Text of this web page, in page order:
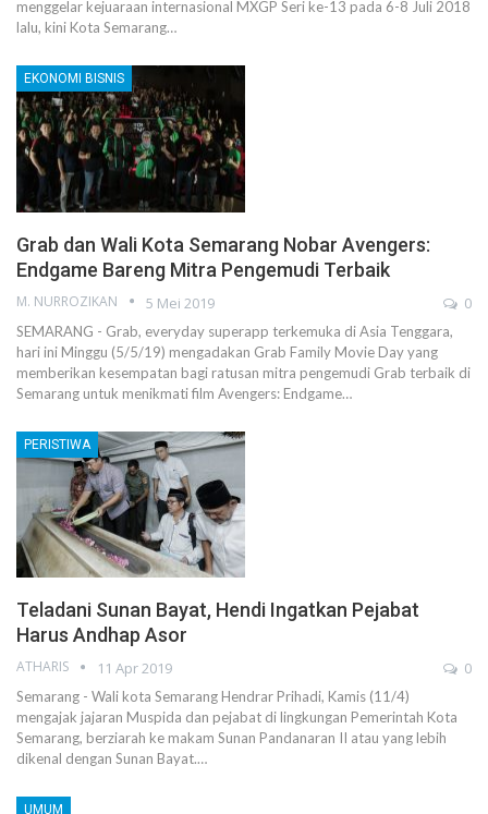
menggelar kejuaraan internasional MXGP Seri ke-13 pada 6-8 Juli 2018
lalu, kini Kota Semarang…
EKONOMI BISNIS
Grab dan Wali Kota Semarang Nobar Avengers:
Endgame Bareng Mitra Pengemudi Terbaik
M. NURROZIKAN 5 Mei 2019 0
SEMARANG - Grab, everyday superapp terkemuka di Asia Tenggara,
hari ini Minggu (5/5/19) mengadakan Grab Family Movie Day yang
memberikan kesempatan bagi ratusan mitra pengemudi Grab terbaik di
Semarang untuk menikmati film Avengers: Endgame…
PERISTIWA
Teladani Sunan Bayat, Hendi Ingatkan Pejabat
Harus Andhap Asor
ATHARIS 11 Apr 2019 0
Semarang - Wali kota Semarang Hendrar Prihadi, Kamis (11/4)
mengajak jajaran Muspida dan pejabat di lingkungan Pemerintah Kota
Semarang, berziarah ke makam Sunan Pandanaran II atau yang lebih
dikenal dengan Sunan Bayat.…
UMUM